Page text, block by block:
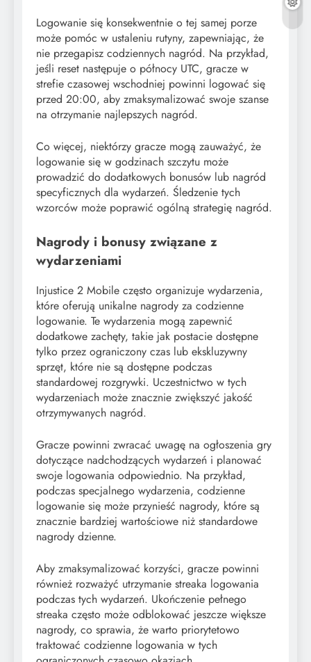
Logowanie się konsekwentnie o tej samej porze
może pomóc w ustaleniu rutyny, zapewniając, że
nie przegapisz codziennych nagród. Na przykład,
jeśli reset następuje o północy UTC, gracze w
strefie czasowej wschodniej powinni logować się
przed 20:00, aby zmaksymalizować swoje szanse
na otrzymanie najlepszych nagród.
Co więcej, niektórzy gracze mogą zauważyć, że
logowanie się w godzinach szczytu może
prowadzić do dodatkowych bonusów lub nagród
specyficznych dla wydarzeń. Śledzenie tych
wzorców może poprawić ogólną strategię nagród.
Nagrody i bonusy związane z
wydarzeniami
Injustice 2 Mobile często organizuje wydarzenia,
które oferują unikalne nagrody za codzienne
logowanie. Te wydarzenia mogą zapewnić
dodatkowe zachęty, takie jak postacie dostępne
tylko przez ograniczony czas lub ekskluzywny
sprzęt, które nie są dostępne podczas
standardowej rozgrywki. Uczestnictwo w tych
wydarzeniach może znacznie zwiększyć jakość
otrzymywanych nagród.
Gracze powinni zwracać uwagę na ogłoszenia gry
dotyczące nadchodzących wydarzeń i planować
swoje logowania odpowiednio. Na przykład,
podczas specjalnego wydarzenia, codzienne
logowanie się może przynieść nagrody, które są
znacznie bardziej wartościowe niż standardowe
nagrody dzienne.
Aby zmaksymalizować korzyści, gracze powinni
również rozważyć utrzymanie streaka logowania
podczas tych wydarzeń. Ukończenie pełnego
streaka często może odblokować jeszcze większe
nagrody, co sprawia, że warto priorytetowo
traktować codzienne logowania w tych